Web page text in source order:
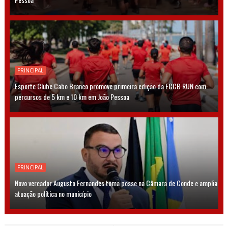
PRINCIPAL
Esporte Clube Cabo Branco promove primeira edição da ECCB RUN com
percursos de 5 km e 10 km em João Pessoa
PRINCIPAL
Novo vereador Augusto Fernandes toma posse na Câmara de Conde e amplia
atuação política no município